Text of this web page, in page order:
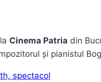
Cinema Patria din
și pianistul